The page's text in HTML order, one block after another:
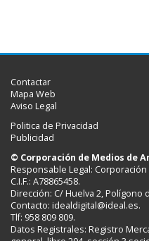
Contactar
Mapa Web
Aviso Legal
Politica de Privacidad
Publicidad
© Corporación de Medios de
Responsable Legal:
C.I.F.: A78865458.
Dirección: C/ Huelva 2, Polígono
Contacto: idealdigital@ideal.es.
Tlf: 958 809 809.
Datos Registrales: Registro